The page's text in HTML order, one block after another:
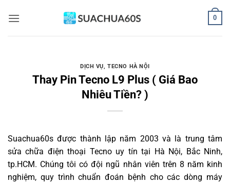
qua
0
DỊCH VỤ,TECNO HÀ NỘI
Thay Pin Tecno L9 Plus ( Giá Bao
Nhiêu Tiền? )
Suachua60s được thành lập năm 2003 và là trung tâm
sửa chữa điện thoại Tecno uy tín tại Hà Nội, Bắc Ninh,
tp.HCM. Chúng tôi có đội ngũ nhân viên trên 8 năm kinh
nghiệm, quy trình chuẩn đoán bệnh cho các dòng máy